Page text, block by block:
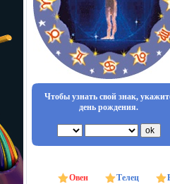
Чтобы узнать свой знак,
день рождения.
Овен Телец